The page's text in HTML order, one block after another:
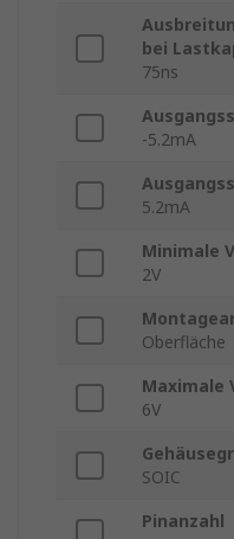
bei
75ns
-5.2mA
5.2mA
Minimale
2V
Oberfläche
Maximale
6V
SOIC
Pinanzahl